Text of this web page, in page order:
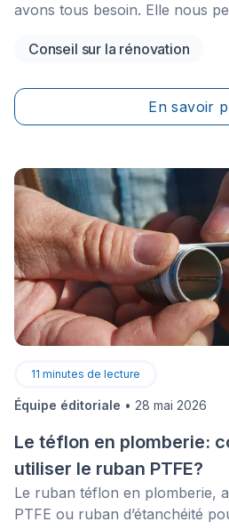
avons tous besoin. Elle nous
chance de vivre dans
peuvent en témoigner.
Conseil sur la rénovation
En savoir
11 minutes de lecture
Équipe éditoriale • 28 mai 2026
Le téflon en plomberie:
utiliser le ruban PTFE?
Le ruban téflon en plomberie,
PTFE ou ruban d’étanchéité